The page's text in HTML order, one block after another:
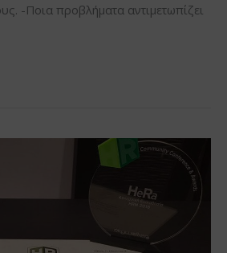
-Ποια προβλήματα αντιμετωπίζει